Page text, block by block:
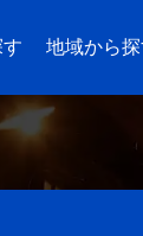
地域から